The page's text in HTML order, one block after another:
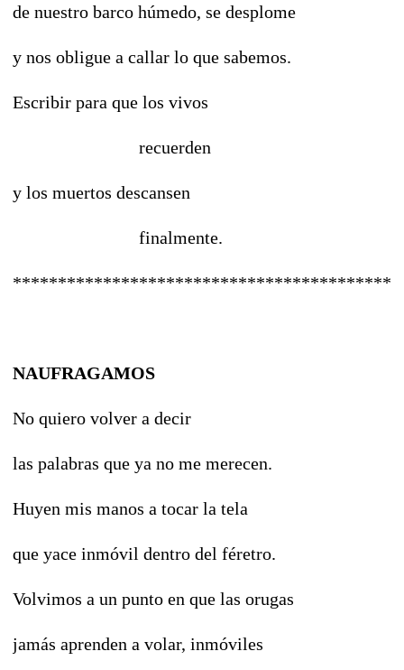
de nuestro barco húmedo, se desplome
y nos obligue a callar lo que sabemos.
Escribir para que los vivos
recuerden
y los muertos descansen
finalmente.
NAUFRAGAMOS
No quiero volver a decir
las palabras que ya no me merecen.
Huyen mis manos a tocar la tela
que yace inmóvil dentro del féretro.
Volvimos a un punto en que las orugas
jamás aprenden a volar, inmóviles